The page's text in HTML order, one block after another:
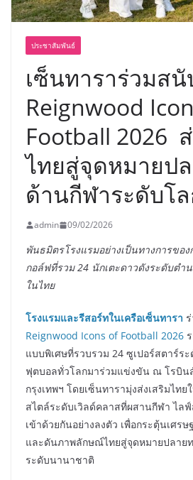
ประชาสัมพันธ์
เซ็นทาราร่วมส
Reignwood
Football 2026
ไทยสู่จุดหมายป
ด้านกีฬาระดับโ
admin 09/02/2026
พันธมิตรโรงแรมอย่างเป็นทางการขอ
กอล์ฟที่รวม 24 นักเตะดาวดังระดับตำ
ในไทย
โรงแรมและรีสอร์ทในเครือเซ็นทารา
Reignwood Icons of Football 2026
แบบพิเศษที่รวบรวม 24 ซูเปอร์สตาร์ร
ฟุตบอลทั่วโลกมาร่วมแข่งขัน ณ โรบิน
กรุงเทพฯ โดยเซ็นทารามุ่งส่งเสริมไท
สไตล์ระดับเวิลด์คลาสที่ผสานกีฬา ไลฟ์
เข้าด้วยกันอย่างลงตัว เพื่อกระตุ้นเศรษ
และดันภาพลักษณ์ไทยสู่จุดหมายปลายท
ระดับนานาชาติ